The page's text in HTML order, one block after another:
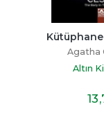
Robert
Altın
27